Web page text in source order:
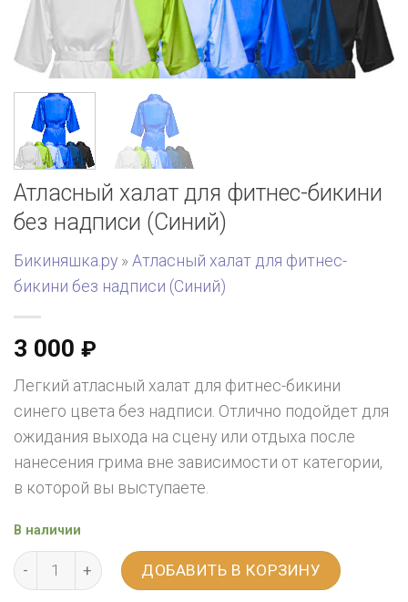
Атласный халат для фитнес-бикини
без надписи (Синий)
Бикиняшка.ру » Атласный халат для фитнес-
бикини без надписи (Синий)
3 000 ₽
Легкий атласный халат для фитнес-бикини
синего цвета без надписи. Отлично подойдет для
ожидания выхода на сцену или отдыха после
нанесения грима вне зависимости от категории,
в которой вы выступаете.
В наличии
ДОБАВИТЬ В КОРЗИНУ